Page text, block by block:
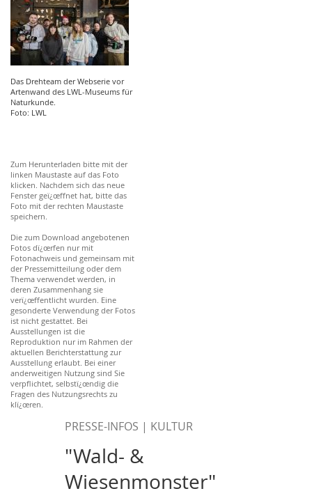
Das Drehteam der Webserie vor
Artenwand des LWL-Museums für
Naturkunde.
Foto: LWL
Zum Herunterladen bitte mit der
linken Maustaste auf das Foto
klicken. Nachdem sich das neue
Fenster geï¿œffnet hat, bitte das
Foto mit der rechten Maustaste
speichern.
Die zum Download angebotenen
Fotos dï¿œrfen nur mit
Fotonachweis und gemeinsam mit
der Pressemitteilung oder dem
Thema verwendet werden, in
deren Zusammenhang sie
verï¿œffentlicht wurden. Eine
gesonderte Verwendung der Fotos
ist nicht gestattet. Bei
Ausstellungen ist die
Reproduktion nur im Rahmen der
aktuellen Berichterstattung zur
Ausstellung erlaubt. Bei einer
anderweitigen Nutzung sind Sie
verpflichtet, selbstï¿œndig die
Fragen des Nutzungsrechts zu
klï¿œren.
PRESSE-INFOS | KULTUR
"Wald- &
Wiesenmonster"